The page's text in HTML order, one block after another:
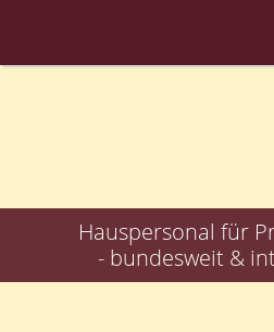
Hauspersonal für
- bundesweit &